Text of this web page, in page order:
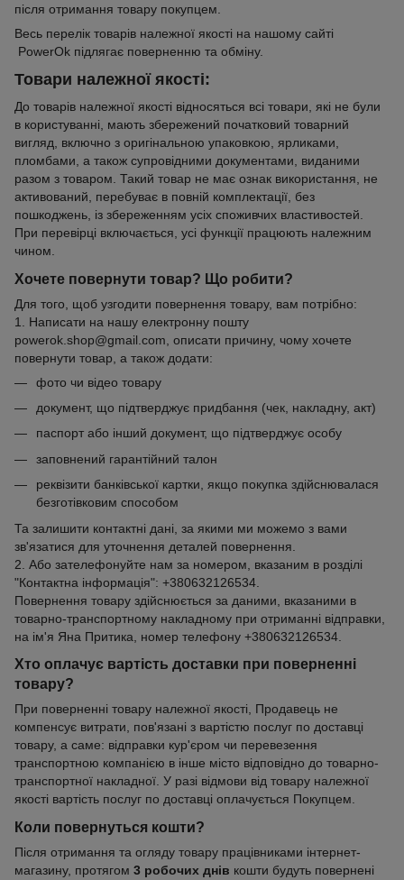
після отримання товару покупцем.
Весь перелік товарів належної якості на нашому сайті
PowerOk підлягає поверненню та обміну.
Товари належної якості:
До товарів належної якості відносяться всі товари, які не були
в користуванні, мають збережений початковий товарний
вигляд, включно з оригінальною упаковкою, ярликами,
пломбами, а також супровідними документами, виданими
разом з товаром. Такий товар не має ознак використання, не
активований, перебуває в повній комплектації, без
пошкоджень, із збереженням усіх споживчих властивостей.
При перевірці включається, усі функції працюють належним
чином.
Хочете повернути товар? Що робити?
Для того, щоб узгодити повернення товару, вам потрібно:
1. Написати на нашу електронну пошту
powerok.shop@gmail.com, описати причину, чому хочете
повернути товар, а також додати:
фото чи відео товару
документ, що підтверджує придбання (чек, накладну, акт)
паспорт або інший документ, що підтверджує особу
заповнений гарантійний талон
реквізити банківської картки, якщо покупка здійснювалася
безготівковим способом
Та залишити контактні дані, за якими ми можемо з вами
зв'язатися для уточнення деталей повернення.
2. Або зателефонуйте нам за номером, вказаним в розділі
"Контактна інформація": +380632126534.
Повернення товару здійснюється за даними, вказаними в
товарно-транспортному накладному при отриманні відправки,
на ім'я Яна Притика, номер телефону +380632126534.
Хто оплачує вартість доставки при поверненні
товару?
При поверненні товару належної якості, Продавець не
компенсує витрати, пов'язані з вартістю послуг по доставці
товару, а саме: відправки кур'єром чи перевезення
транспортною компанією в інше місто відповідно до товарно-
транспортної накладної. У разі відмови від товару належної
якості вартість послуг по доставці оплачується Покупцем.
Коли повернуться кошти?
Після отримання та огляду товару працівниками інтернет-
магазину, протягом 3 робочих днів кошти будуть повернені